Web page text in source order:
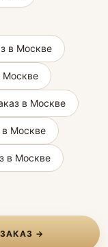
в Москве
Москве
в Москве
в Москве
в Москве
→